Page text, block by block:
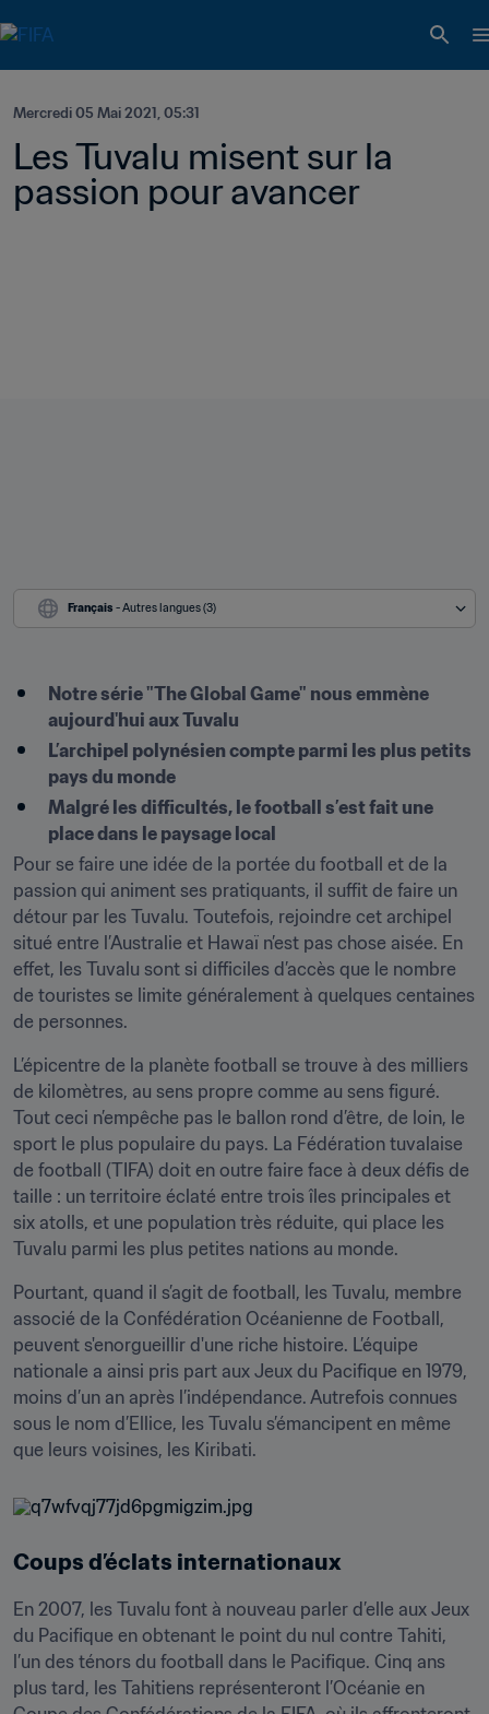
Mercredi 05 Mai 2021, 05:31
Les Tuvalu misent sur la
passion pour avancer
Français - Autres langues (3)
Notre série "The Global Game" nous emmène
aujourd'hui aux Tuvalu
L’archipel polynésien compte parmi les plus petits
pays du monde
Malgré les difficultés, le football s’est fait une
place dans le paysage local
Pour se faire une idée de la portée du football et de la
passion qui animent ses pratiquants, il suffit de faire un
détour par les Tuvalu. Toutefois, rejoindre cet archipel
situé entre l’Australie et Hawaï n’est pas chose aisée. En
effet, les Tuvalu sont si difficiles d’accès que le nombre
de touristes se limite généralement à quelques centaines
de personnes.
L’épicentre de la planète football se trouve à des milliers
de kilomètres, au sens propre comme au sens figuré.
Tout ceci n’empêche pas le ballon rond d’être, de loin, le
sport le plus populaire du pays. La Fédération tuvalaise
de football (TIFA) doit en outre faire face à deux défis de
taille : un territoire éclaté entre trois îles principales et
six atolls, et une population très réduite, qui place les
Tuvalu parmi les plus petites nations au monde.
Pourtant, quand il s’agit de football, les Tuvalu, membre
associé de la Confédération Océanienne de Football,
peuvent s'enorgueillir d'une riche histoire. L’équipe
nationale a ainsi pris part aux Jeux du Pacifique en 1979,
moins d’un an après l’indépendance. Autrefois connues
sous le nom d’Ellice, les Tuvalu s’émancipent en même
que leurs voisines, les Kiribati.
Coups d’éclats internationaux
En 2007, les Tuvalu font à nouveau parler d’elle aux Jeux
du Pacifique en obtenant le point du nul contre Tahiti,
l’un des ténors du football dans le Pacifique. Cinq ans
plus tard, les Tahitiens représenteront l’Océanie en